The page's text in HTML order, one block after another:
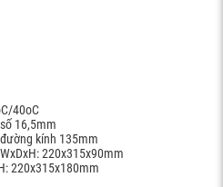
40oC
16,5mm
kính 135mm
220x315x90mm
220x315x180mm